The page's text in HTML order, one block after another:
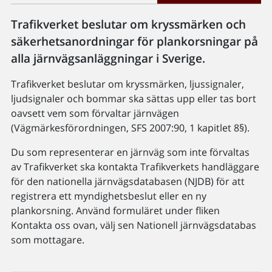
Trafikverket beslutar om kryssmärken och
säkerhetsanordningar för plankorsningar på
alla järnvägsanläggningar i Sverige.
Trafikverket beslutar om kryssmärken, ljussignaler,
ljudsignaler och bommar ska sättas upp eller tas bort
oavsett vem som förvaltar järnvägen
(Vägmärkesförordningen, SFS 2007:90, 1 kapitlet 8§).
Du som representerar en järnväg som inte förvaltas
av Trafikverket ska kontakta Trafikverkets handläggare
för den nationella järnvägsdatabasen (NJDB) för att
registrera ett myndighetsbeslut eller en ny
plankorsning. Använd formuläret under fliken
Kontakta oss ovan, välj sen Nationell järnvägsdatabas
som mottagare.